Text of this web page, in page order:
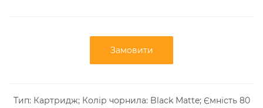
Замовити
Тип: Картридж; Колір чорнила: Black Matte; Ємність 80